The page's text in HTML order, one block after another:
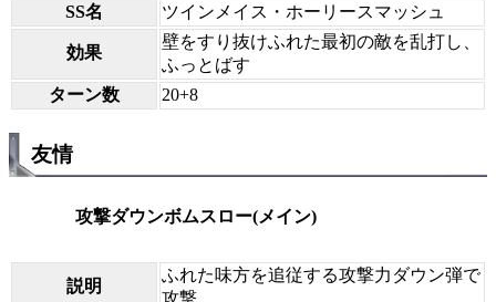
SS名 ツインメイス・ホーリースマッシュ
効果
壁をすり抜けふれた最初の敵を乱打し、
ふっとばす
ターン数
20+8
友情
攻撃ダウンボムスロー(メイン)
説明
ふれた味方を追従する攻撃力ダウン弾で
攻撃